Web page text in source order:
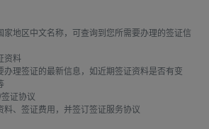
家地区中文名称，可查询到您所需要办理的签证信
资料
办理签证的最新信息，如近期签证资料是否有变
证协议
、签证费用，并签订签证服务协议